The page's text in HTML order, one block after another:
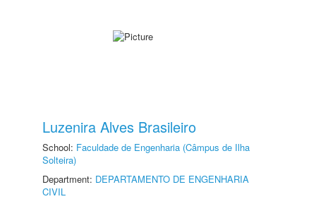
Luzenira Alves Brasileiro
School: Faculdade de Engenharia (Câmpus de Ilha
Solteira)
Department: DEPARTAMENTO DE ENGENHARIA
CIVIL